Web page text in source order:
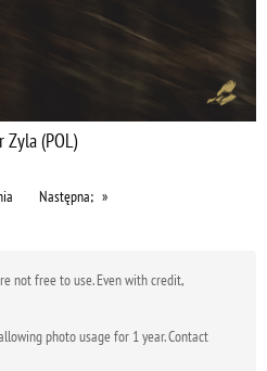
Zyla (POL)
Następna;
not free to use. Even with credit,
photo usage for 1 year. Contact